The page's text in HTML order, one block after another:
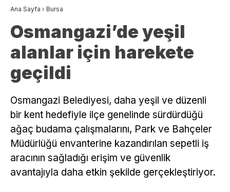
Ana Sayfa › Bursa
Osmangazi’de yeşil
alanlar için harekete
geçildi
Osmangazi Belediyesi, daha yeşil ve düzenli
bir kent hedefiyle ilçe genelinde sürdürdüğü
ağaç budama çalışmalarını, Park ve Bahçeler
Müdürlüğü envanterine kazandırılan sepetli iş
aracının sağladığı erişim ve güvenlik
avantajıyla daha etkin şekilde gerçekleştiriyor.